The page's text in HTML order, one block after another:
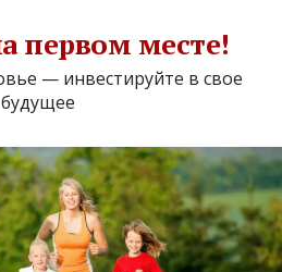
первом месте!
— инвестируйте в свое
будущее